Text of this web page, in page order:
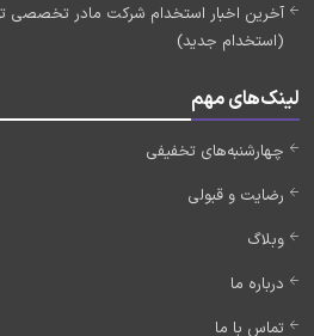
(استخدام جدید)
لینک‌های مهم
چهارشنبه‌های تخفیفی
رضایت و قبولی
وبلاگ
درباره ما
تماس با ما